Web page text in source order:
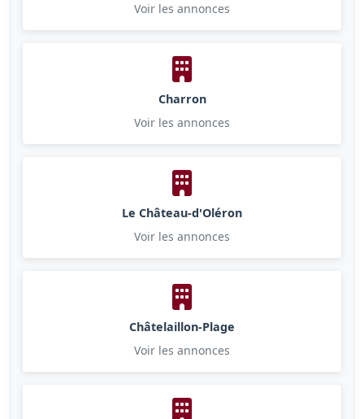
Voir les annonces
Charron
Voir les annonces
Le Château-d'Oléron
Voir les annonces
Châtelaillon-Plage
Voir les annonces